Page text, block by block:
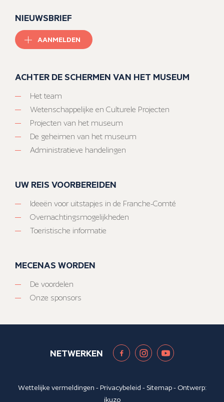
NIEUWSBRIEF
AANMELDEN
ACHTER DE SCHERMEN VAN HET MUSEUM
Het team
Wetenschappelijke en Culturele Projecten
Projecten van het museum
De geheimen van het museum
Administratieve handelingen
UW REIS VOORBEREIDEN
Ideeën voor uitstapjes in de Franche-Comté
Overnachtingsmogelijkheden
Toeristische informatie
MECENAS WORDEN
De voordelen
Onze sponsors
NETWERKEN
Wettelijke vermeldingen -Privacybeleid - Sitemap- Ontwerp:
ikuzo